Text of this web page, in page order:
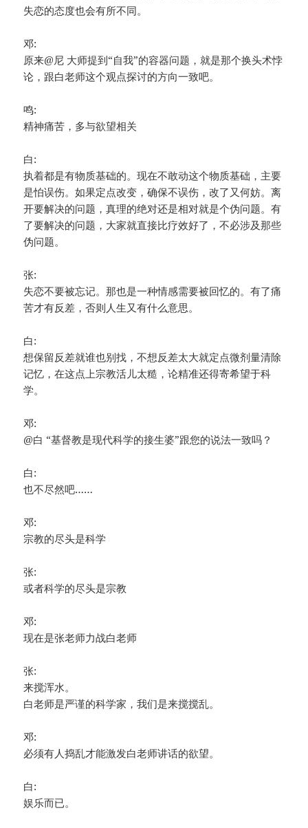
失恋的态度也会有所不同。
邓:
原来@尼 大师提到“自我”的容器问题，就是那个换头术悖
论，跟白老师这个观点探讨的方向一致吧。
鸣:
精神痛苦，多与欲望相关
白:
执着都是有物质基础的。现在不敢动这个物质基础，主要
是怕误伤。如果定点改变，确保不误伤，改了又何妨。离
开要解决的问题，真理的绝对还是相对就是个伪问题。有
了要解决的问题，大家就直接比疗效好了，不必涉及那些
伪问题。
张:
失恋不要被忘记。那也是一种情感需要被回忆的。有了痛
苦才有反差，否则人生又有什么意思。
白:
想保留反差就谁也别找，不想反差太大就定点微剂量清除
记忆，在这点上宗教活儿太糙，论精准还得寄希望于科
学。
邓:
@白 “基督教是现代科学的接生婆”跟您的说法一致吗？
白:
也不尽然吧……
邓:
宗教的尽头是科学
张:
或者科学的尽头是宗教
邓:
现在是张老师力战白老师
张:
来搅浑水。
白老师是严谨的科学家，我们是来搅搅乱。
邓:
必须有人捣乱才能激发白老师讲话的欲望。
白:
娱乐而已。